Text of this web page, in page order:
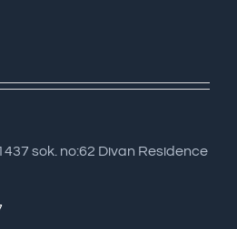
sok. no:62 Divan Residence